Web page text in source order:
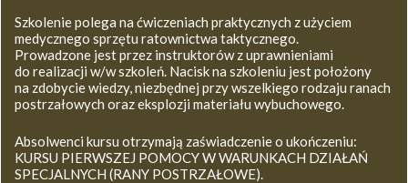
Szkolenie polega na ćwiczeniach praktycznych z użyciem
medycznego sprzętu ratownictwa taktycznego.
Prowadzone jest przez instruktorów z uprawnieniami
do realizacji w/w szkoleń. Nacisk na szkoleniu jest położony
na zdobycie wiedzy, niezbędnej przy wszelkiego rodzaju ranach
postrzałowych oraz eksplozji materiału wybuchowego.
Absolwenci kursu otrzymają zaświadczenie o ukończeniu:
KURSU PIERWSZEJ POMOCY W WARUNKACH DZIAŁAŃ
SPECJALNYCH (RANY POSTRZAŁOWE).